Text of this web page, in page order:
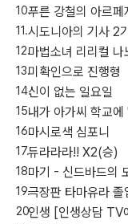
푸른 강철의 아르페
시도니아의 기사 2기
마법소녀 리리컬
미확인으로 진행형
신이 없는 일요일
내가 아가씨 학교
마시로색 심포니
듀라라라!! X2(승)
마기 - 신드바드의
극장판 타마유라 졸
인생 [인생상담 TV